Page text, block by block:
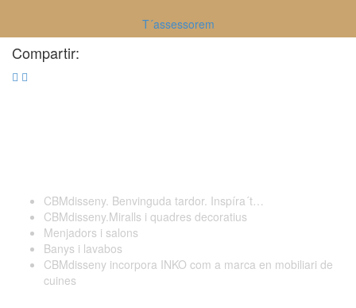
T´assessorem
Compartir:
CBMdisseny. Benvinguda tardor. Inspíra´t…
CBMdisseny.Miralls i quadres decoratius
Menjadors i salons
Banys i lavabos
CBMdisseny incorpora INKO com a marca en mobiliari de
cuines